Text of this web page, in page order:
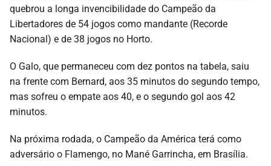
quebrou a longa invencibilidade do Campeão da
Libertadores de 54 jogos como mandante (Recorde
Nacional) e de 38 jogos no Horto.
O Galo, que permaneceu com dez pontos na tabela, saiu
na frente com Bernard, aos 35 minutos do segundo tempo,
mas sofreu o empate aos 40, e o segundo gol aos 42
minutos.
Na próxima rodada, o Campeão da América terá como
adversário o Flamengo, no Mané Garrincha, em Brasília.